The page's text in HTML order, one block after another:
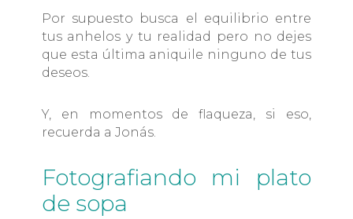
Por supuesto busca el equilibrio entre
tus anhelos y tu realidad pero no dejes
que esta última aniquile ninguno de tus
deseos.
Y, en momentos de flaqueza, si eso,
recuerda a Jonás.
Fotografiando mi plato
de sopa